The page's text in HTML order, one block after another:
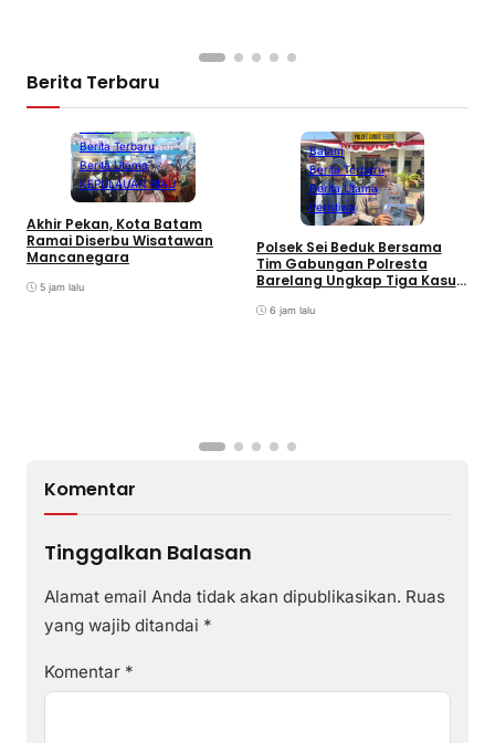
Berita Terbaru
Berita Terbaru
Berita Utama
KEPULAUAN RIAU
Akhir Pekan, Kota Batam
Ramai Diserbu Wisatawan
Mancanegara
5 jam lalu
Batam
Berita Terbaru
Berita Utama
Peristiwa
Polsek Sei Beduk Bersama
Tim Gabungan Polresta
Barelang Ungkap Tiga Kasus
6 jam lalu
Komentar
Tinggalkan Balasan
Alamat email Anda tidak akan dipublikasikan. Ruas
yang wajib ditandai *
Komentar *